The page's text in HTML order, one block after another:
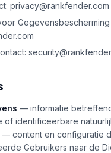
privacy@rankfender.com
Gegevensbescherming
— informatie
identificeerbare
— content en configuratie
Gebruikers naar de